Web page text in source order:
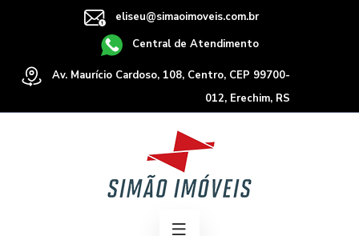
eliseu@simaoimoveis.com.br
Central de Atendimento
Av. Maurício Cardoso, 108, Centro, CEP 99700-
012, Erechim, RS